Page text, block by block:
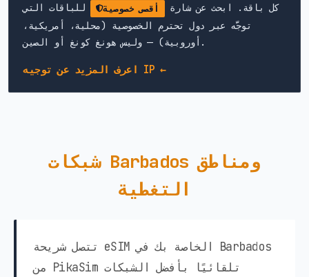
كل باقة. ابحث عن شارة
أقصى خصوصية
للباقات التي
توجَّه عبر دول تحترم الخصوصية (محلية، أمريكية،
أوروبية) — وليس هونغ كونغ أو الصين.
اعرف المزيد عن توجيه IP ←
شبكات Barbados ومناطق
التغطية
تتصل شريحة eSIM الخاصة بك في Barbados
من PikaSim تلقائيًا بأفضل الشبكات